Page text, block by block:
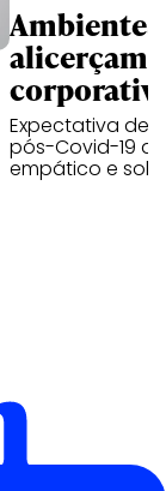
Ambientes
alicerçam
Expectativa de
pós-Covid-19
empático e